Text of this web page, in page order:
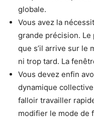
globale.
Vous avez la
grande précision. Le
que s’il arrive sur le
ni trop tard. La
Vous devez enfin
dynamique
falloir travailler
modifier le mode de